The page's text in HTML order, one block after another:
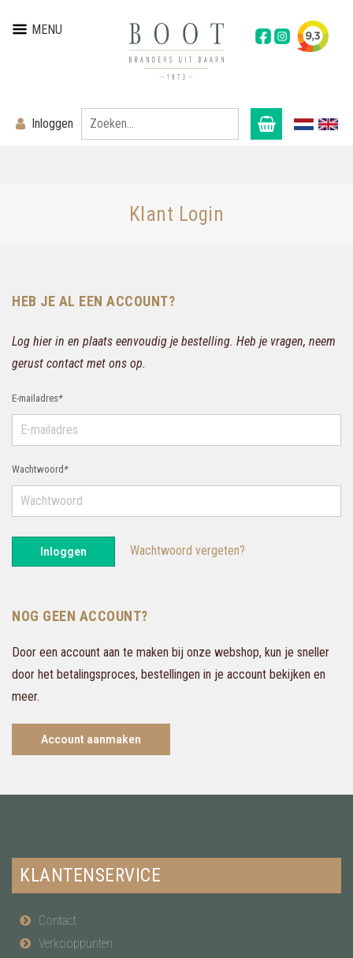
MENU
Inloggen
Klant Login
HEB JE AL EEN ACCOUNT?
Log hier in en plaats eenvoudig je bestelling. Heb je vragen, neem
gerust contact met ons op.
E-mailadres*
Wachtwoord *
Inloggen Wachtwoord vergeten?
NOG GEEN ACCOUNT?
Door een account aan te maken bij onze webshop, kun je sneller
door het betalingsproces, bestellingen in je account bekijken en
meer.
Account aanmaken
KLANTENSERVICE
Contact
Verkooppunten